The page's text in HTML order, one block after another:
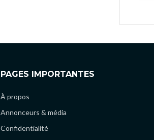
PAGES IMPORTANTES
À propos
Annonceurs & média
Confidentialité